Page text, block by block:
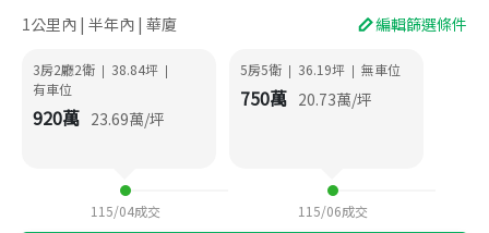
1公里內 | 半年內 | 華廈 編輯篩選條件
3房2廳2衛 | 38.84坪 |
有車位
920萬 23.69萬/坪
115/04成交
5房5衛 | 36.19坪 | 無車位
750萬 20.73萬/坪
115/06成交